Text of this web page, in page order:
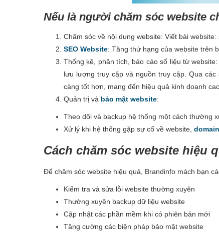
Nếu là người chăm sóc website
Chăm sóc về nội dung website: Viết bài
SEO Website: Tăng thứ hạng của website trên
Thống kê, phân tích, báo cáo số liệu từ
lưu lượng truy cập và nguồn truy cập. Qua
càng tốt hơn, mang đến hiệu quả kinh doanh
Quản trị và bảo mật website:
Theo dõi và backup hệ thống một cách thường
Xử lý khi hệ thống gặp sự cố về website, domain
Cách chăm sóc website hiệu
Để chăm sóc website hiệu quả, Brandinfo mách bạn
Kiểm tra và sửa lỗi website thường xuyên
Thường xuyên backup dữ liệu website
Cập nhật các phần mềm khi có phiên bản mới
Tăng cường các biện pháp bảo mật website